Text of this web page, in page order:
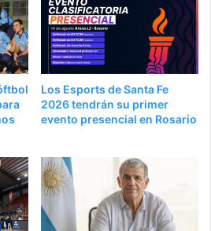
Los Esports de Santa Fe
2026 tendrán su primer
evento presencial en Rosario